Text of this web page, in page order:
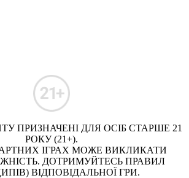
ПРИЗНАЧЕНІ ДЛЯ ОСІБ СТАРШЕ 21
РОКУ (21+).
ІГРАХ МОЖЕ ВИКЛИКАТИ
ДОТРИМУЙТЕСЬ ПРАВИЛ
ВІДПОВІДАЛЬНОЇ ГРИ.